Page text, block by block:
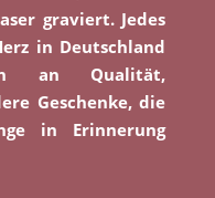
graviert. Jedes
in Deutschland
an Qualität,
Geschenke, die
in Erinnerung